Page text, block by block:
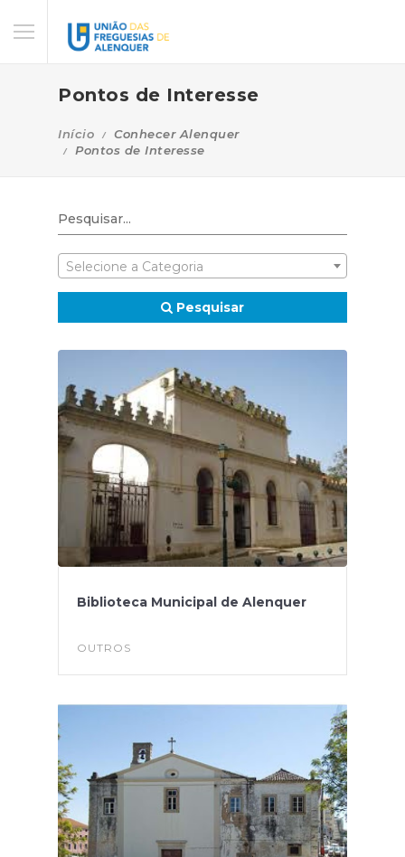
Pontos de Interesse
Início
Conhecer Alenquer
Pontos de Interesse
Selecione a Categoria
Pesquisar
Biblioteca Municipal de Alenquer
OUTROS